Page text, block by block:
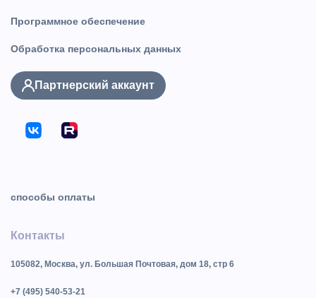
Программное обеспечение
Обработка персональных данных
Партнерский аккаунт
способы оплаты
Контакты
105082, Москва, ул. Большая Почтовая, дом 18, стр 6
+7 (495) 540-53-21